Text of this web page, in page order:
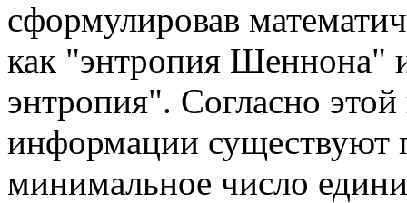
сформулировав
как "энтропия Шеннона"
энтропия". Согласно
информации существуют
минимальное число